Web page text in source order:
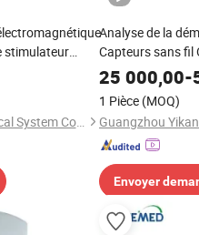
stimulateur
Huiyuan Lantian Medical System Co., Ltd.
Analyse de la
Capteurs sans fil
Moniteur
25 000,00-
1 Pièce (MOQ)
Envoyer